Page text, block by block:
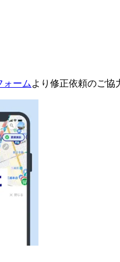
ォーム より修正依頼のご協